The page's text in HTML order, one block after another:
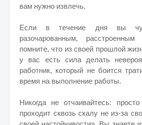
вам нужно извлечь.
Если в течение дня вы
разочарованным,
помните, что из своей прошлой
у вас есть сила делать
работник, который не боится
время на выполнение работы.
Никогда не отчаивайтесь:
проходит сквозь скалу не из-за